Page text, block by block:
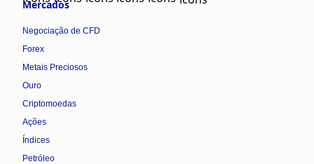
Mercados
Negociação de CFD
Forex
Metais Preciosos
Ouro
Criptomoedas
Ações
Índices
Petróleo